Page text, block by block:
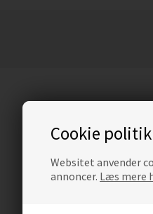
Cookie politik
Websitet anvender
annoncer. Læs mere